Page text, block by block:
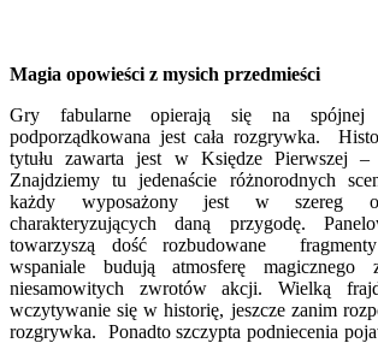
Magia opowieści z mysich przedmieści
Gry fabularne opierają się na spójnej
podporządkowana jest cała rozgrywka.
tytułu zawarta jest w Księdze Pierwszej
Znajdziemy tu jedenaście różnorodnych
każdy wyposażony jest w szereg
charakteryzujących daną przygodę.
towarzyszą dość rozbudowane
wspaniale budują atmosferę
niesamowitych zwrotów akcji. Wielką
wczytywanie się w historię, jeszcze zanim
rozgrywka. Ponadto szczypta podniecenia